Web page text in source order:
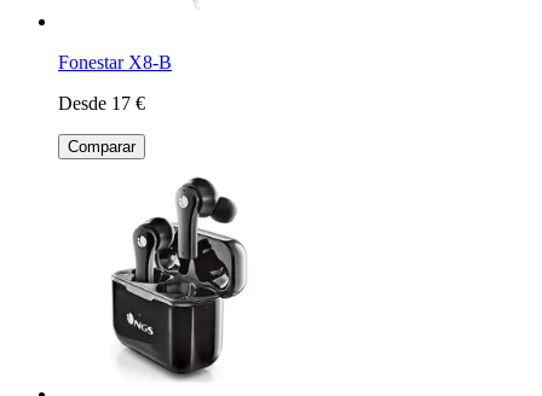
Fonestar X8-B
Desde 17 €
Comparar